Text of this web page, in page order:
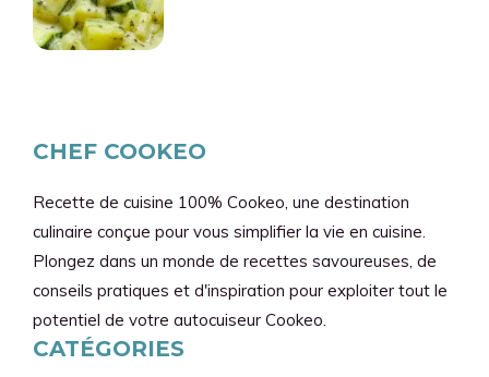
CHEF COOKEO
Recette de cuisine 100% Cookeo, une destination
culinaire conçue pour vous simplifier la vie en cuisine.
Plongez dans un monde de recettes savoureuses, de
conseils pratiques et d'inspiration pour exploiter tout le
potentiel de votre autocuiseur Cookeo.
CATÉGORIES